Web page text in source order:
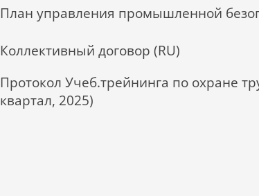
План управления промышленной
Коллективный договор (RU)
Протокол Учеб.трейнинга по охране
квартал, 2025)